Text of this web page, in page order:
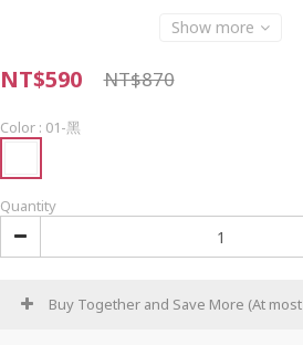
Show more
NT$590 NT$870
Color : 01-黑
Quantity
Buy Together and Save More (At